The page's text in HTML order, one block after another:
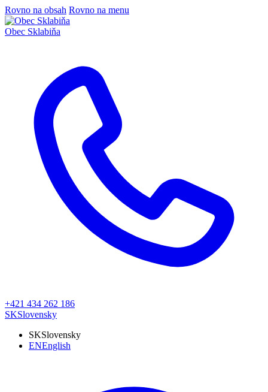
Rovno na obsah Rovno na menu
Obec Sklabiňa
+421 434 262 186
SKSlovensky
SKSlovensky
ENEnglish